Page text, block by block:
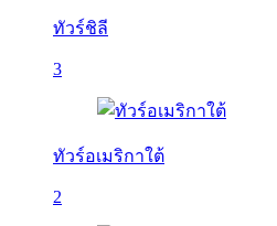
ทัวร์ชิลี
3
ทัวร์อเมริกาใต้
2